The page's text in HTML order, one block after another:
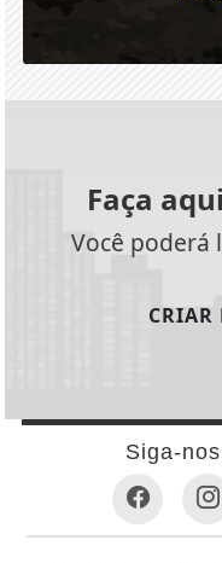
Faça
Você poderá
CRIAR
Siga-